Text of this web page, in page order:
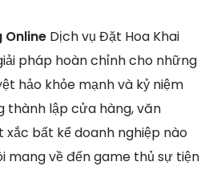
Online Dịch vụ Đặt Hoa Khai
pháp hoàn chỉnh cho những
hảo khỏe mạnh và kỷ niệm
lập cửa hàng, văn
xắc bất kể doanh nghiệp nào
mang về đến game thủ sự tiện